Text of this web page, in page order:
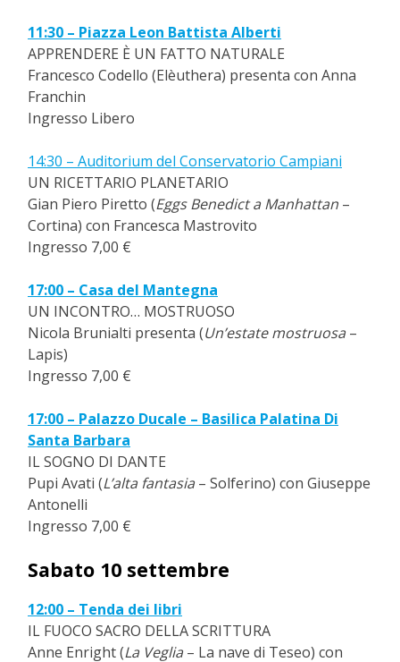
11:30 – Piazza Leon Battista Alberti
APPRENDERE È UN FATTO NATURALE
Francesco Codello (Elèuthera) presenta con Anna
Franchin
Ingresso Libero
14:30 – Auditorium del Conservatorio Campiani
UN RICETTARIO PLANETARIO
Gian Piero Piretto (Eggs Benedict a Manhattan –
Cortina) con Francesca Mastrovito
Ingresso 7,00 €
17:00 – Casa del Mantegna
UN INCONTRO… MOSTRUOSO
Nicola Brunialti presenta (Un’estate mostruosa –
Lapis)
Ingresso 7,00 €
17:00 – Palazzo Ducale – Basilica Palatina Di
Santa Barbara
IL SOGNO DI DANTE
Pupi Avati (L’alta fantasia – Solferino) con Giuseppe
Antonelli
Ingresso 7,00 €
Sabato 10 settembre
12:00 – Tenda dei libri
IL FUOCO SACRO DELLA SCRITTURA
Anne Enright (La Veglia – La nave di Teseo) con